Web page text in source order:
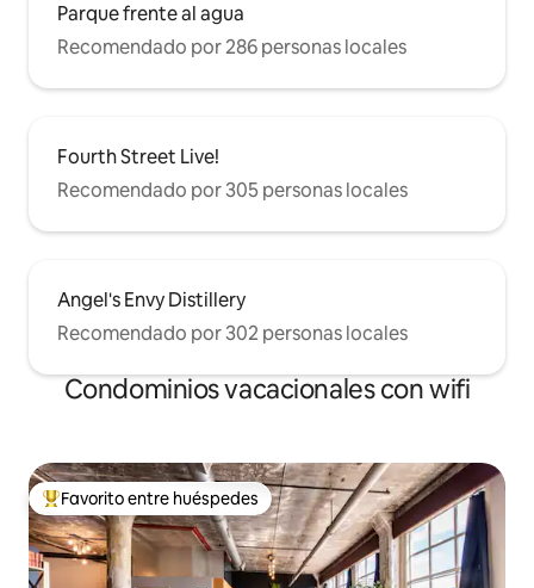
Parque frente al agua
Recomendado por 286 personas locales
Fourth Street Live!
Recomendado por 305 personas locales
Angel's Envy Distillery
Recomendado por 302 personas locales
Condominios vacacionales con wifi
Favorito entre huéspedes preferido
Favorito entre huéspedes